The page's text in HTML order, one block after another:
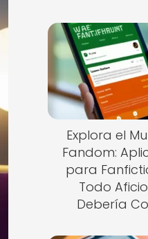
Explora el
Fandom:
para
Todo
Debería